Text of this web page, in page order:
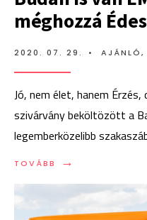
méghozzá Édes
2020. 07. 29. • AJÁNLÓ,
Jó, nem élet, hanem Érzés,
szivárvány beköltözött a
legemberközelibb
TOVÁBB →
TOVÁBB:
LMBTQ